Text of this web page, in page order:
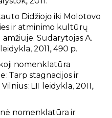
Didžiojo iki Molotovo
ir atminimo kultūrų
Sudarytojas A.
2011, 490 p.
nomenklatūra
Tarp stagnacijos ir
LII leidykla, 2011,
nomenklatūra ir